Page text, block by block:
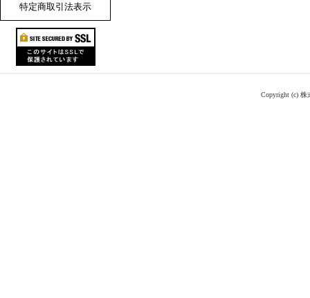
特定商取引法表示
Copyright (c)